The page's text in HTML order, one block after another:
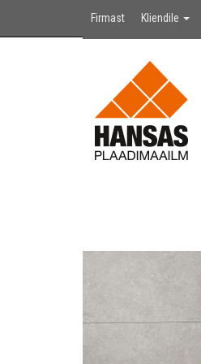
Firmast Kliendile